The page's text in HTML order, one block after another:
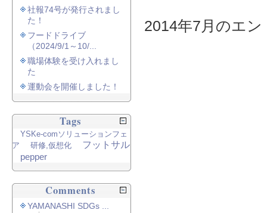
2014年7月のエ
社報74号が発行されまし
た！
フードドライブ
（2024/9/1～10/...
職場体験を受け入れまし
た
運動会を開催しました！
Tags
YSKe-comソリューションフェ
ア
研修,仮想化
フットサル
pepper
Comments
YAMANASHI SDGs ...